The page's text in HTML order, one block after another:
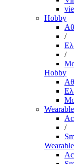
Hobby
/
/
Hobby
/